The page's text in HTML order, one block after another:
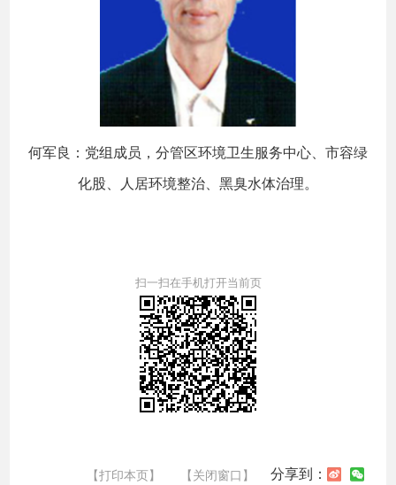
何军良：党组成员，分管区环境卫生服务中心、市容绿
化股、人居环境整治、黑臭水体治理。
扫一扫在手机打开当前页
【打印本页】 【关闭窗口】 分享到：